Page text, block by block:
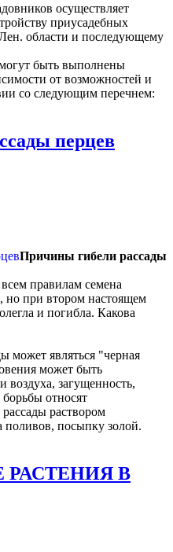
осуществляет
приусадебных
области и последующему
быть выполнены
от возможностей и
со следующим перечнем:
перцев
Причины гибели рассады
правилам семена
но при втором настоящем
и погибла. Какова
может являться "черная
может быть
загущенность,
относят
раствором
поливов, посыпку золой.
В